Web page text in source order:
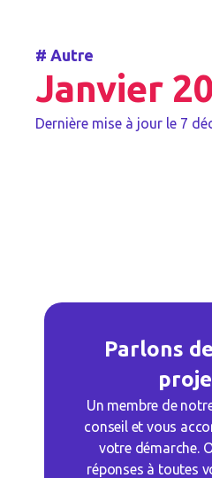
# Autre
Janvier
Dernière mise à jour le 7
Parlons
Un membre de
conseil et vous
votre démarche.
réponses à toutes